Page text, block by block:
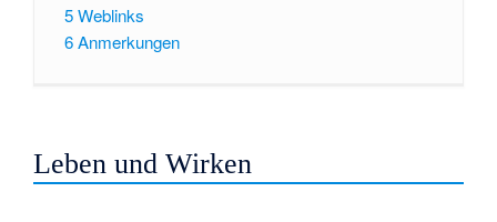
5Weblinks
6Anmerkungen
Leben und Wirken